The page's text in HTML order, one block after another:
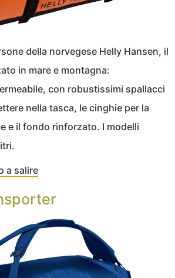
della norvegese Helly Hansen, il
in mare e montagna:
con robustissimi spallacci
nella tasca, le cinghie per la
e il fondo rinforzato. I modelli
a salire